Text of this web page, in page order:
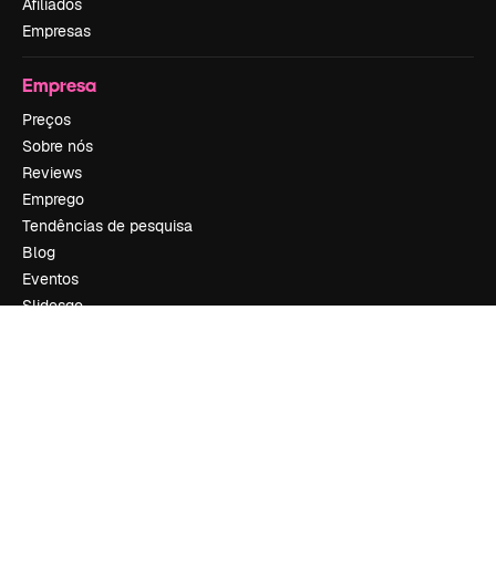
Afiliados
Empresas
Empresa
Preços
Sobre nós
Reviews
Emprego
Tendências de pesquisa
Blog
Eventos
Slidesgo